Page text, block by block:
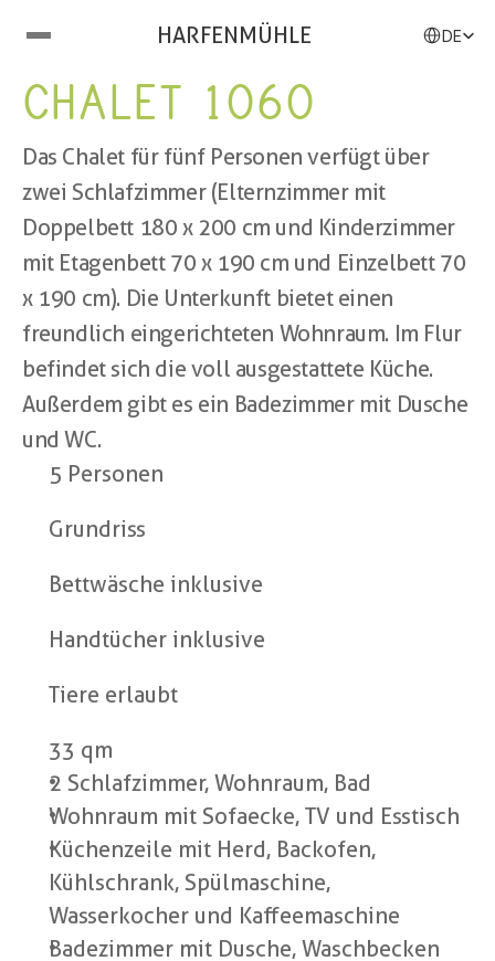
HARFENMÜHLE DE
CHALET 1060
Das Chalet für fünf Personen verfügt über
zwei Schlafzimmer (Elternzimmer mit
Doppelbett 180 x 200 cm und Kinderzimmer
mit Etagenbett 70 x 190 cm und Einzelbett 70
x 190 cm). Die Unterkunft bietet einen
freundlich eingerichteten Wohnraum. Im Flur
befindet sich die voll ausgestattete Küche.
Außerdem gibt es ein Badezimmer mit Dusche
und WC.
5 Personen
Grundriss
Bettwäsche inklusive
Handtücher inklusive
Tiere erlaubt
33 qm
2 Schlafzimmer, Wohnraum, Bad
Wohnraum mit Sofaecke, TV und Esstisch
Küchenzeile mit Herd, Backofen,
Kühlschrank, Spülmaschine,
Wasserkocher und Kaffeemaschine
Badezimmer mit Dusche, Waschbecken